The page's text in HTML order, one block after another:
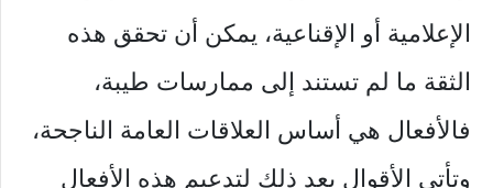
الإعلامية أو الإقناعية، يمكن أن تحقق هذه
الثقة ما لم تستند إلى ممارسات طيبة،
فالأفعال هي أساس العلاقات العامة الناجحة،
وتأتي الأقوال بعد ذلك لتدعيم هذه الأفعال